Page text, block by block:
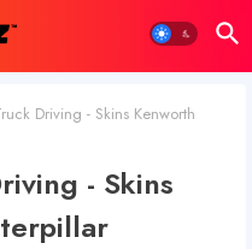
Driving - Skins Kenworth
- Skins